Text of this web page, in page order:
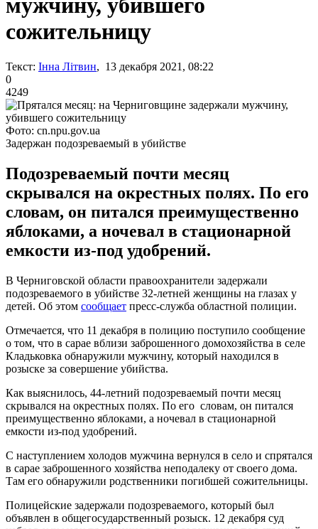
мужчину, убившего
сожительницу
Текст: Інна Літвин, 13 декабря 2021, 08:22
0
4249
Фото: cn.npu.gov.ua
Задержан подозреваемый в убийстве
Подозреваемый почти месяц
скрывался на окрестных полях. По его
словам, он питался преимущественно
яблоками, а ночевал в стационарной
емкости из-под удобрений.
В Черниговской области правоохранители задержали
подозреваемого в убийстве 32-летней женщины на глазах у
детей. Об этом сообщает пресс-служба областной полиции.
Отмечается, что 11 декабря в полицию поступило сообщение
о том, что в сарае вблизи заброшенного домохозяйства в селе
Кладьковка обнаружили мужчину, который находился в
розыске за совершение убийства.
Как выяснилось, 44-летний подозреваемый почти месяц
скрывался на окрестных полях. По его словам, он питался
преимущественно яблоками, а ночевал в стационарной
емкости из-под удобрений.
С наступлением холодов мужчина вернулся в село и спрятался
в сарае заброшенного хозяйства неподалеку от своего дома.
Там его обнаружили родственники погибшей сожительницы.
Полицейские задержали подозреваемого, который был
объявлен в общегосударственный розыск. 12 декабря суд